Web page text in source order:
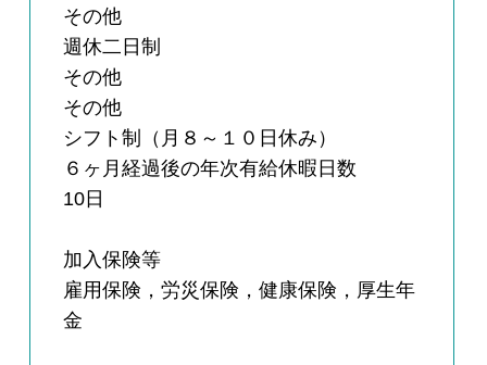
その他
週休二日制
その他
その他
シフト制（月８～１０日休み）
６ヶ月経過後の年次有給休暇日数
10日
加入保険等
雇用保険，労災保険，健康保険，厚生年
金